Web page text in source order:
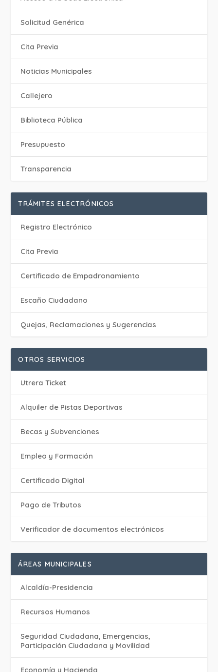
Solicitud Genérica
Cita Previa
‎Noticias Municipales
Callejero
Biblioteca Pública
Presupuesto
Transparencia
TRÁMITES ELECTRÓNICOS
Registro Electrónico
Cita Previa
Certificado de Empadronamiento
Escaño Ciudadano
Quejas, Reclamaciones y Sugerencias
OTROS SERVICIOS
Utrera Ticket
Alquiler de Pistas Deportivas
Becas y Subvenciones
Empleo y Formación
Certificado Digital
Pago de Tributos
Verificador de documentos electrónicos
ÁREAS MUNICIPALES
Alcaldía-Presidencia
Recursos Humanos
Seguridad Ciudadana, Emergencias,
Participación Ciudadana y Movilidad
Economía y Hacienda